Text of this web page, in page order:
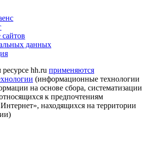
данных
hh.ru применяются
(информационные технологии
на основе сбора, систематизации
к предпочтениям
находящихся на территории